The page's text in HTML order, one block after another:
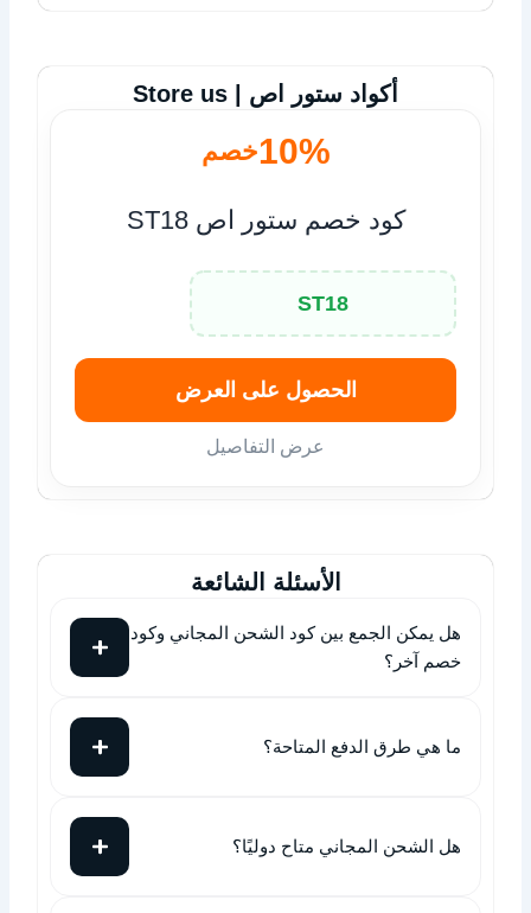
أكواد ستور اص | Store us
10%خصم
كود خصم ستور اص ST18
ST18
الحصول على العرض
عرض التفاصيل
الأسئلة الشائعة
هل يمكن الجمع بين كود الشحن المجاني وكود
خصم آخر؟
ما هي طرق الدفع المتاحة؟
هل الشحن المجاني متاح دوليًا؟